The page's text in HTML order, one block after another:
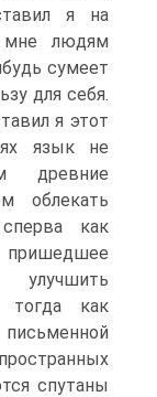
я на
мне людям
сумеет
для себя.
я этот
язык не
древние
облекать
как
пришедшее
тогда как
спутаны